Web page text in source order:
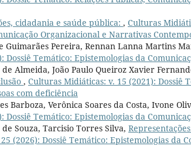
cidadania e saúde pública: , Culturas
Organizacional e Narrativas
Guimarães Pereira, Rennan Lanna Martins
Dossiê Temático: Epistemologias da
Almeida, João Paulo Queiroz Xavier
, Culturas Midiáticas: v. 15 (2021): Dossiê
com deficiência
Barboza, Verônica Soares da Costa, Ivone
Dossiê Temático: Epistemologias da
Souza, Tarcisio Torres Silva,
(2026): Dossiê Temático: Epistemologias da